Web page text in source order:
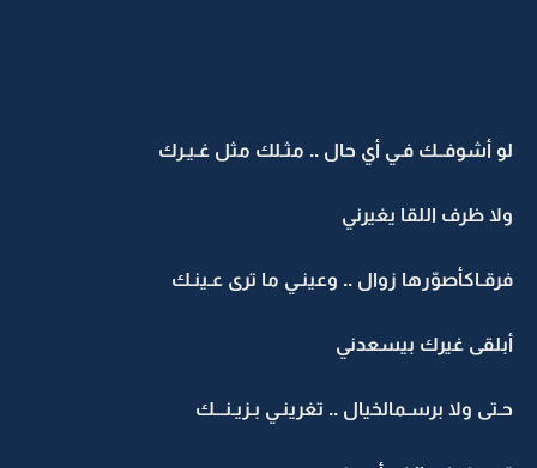
لو أشوفــك فـي أي حال .. مثـلك مثل غـيـرك
ولا ظرف اللقا يغيرني
فرقـاكأصوّرها زوال .. وعينـي ما ترى عـينـك
أبلقى غيرك بيسعدني
حـتى ولا برسـمالخيال .. تغرينـي بـزيـنـــك